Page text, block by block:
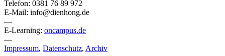
Telefon: 0381 76 89 972
E-Mail: info@dienhong.de
—
E-Learning: oncampus.de
—
Impressum, Datenschutz, Archiv